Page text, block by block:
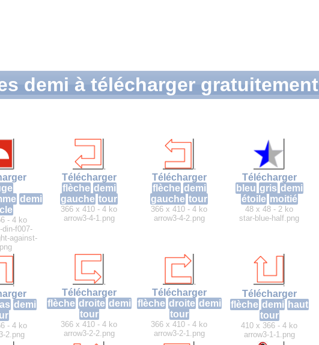
demi à télécharger gratuitement
demi
- 4 ko
din-f007-
against-
Télécharger
flèche demi
gauche tour
366 x 410 - 4 ko
arrow3-4-1.png
Télécharger
flèche demi
gauche tour
366 x 410 - 4 ko
arrow3-4-2.png
Télécharger
bleu gris demi
étoile moitié
48 x 48 - 2 ko
star-blue-half.png
demi
- 4 ko
2.png
Télécharger
flèche droite demi
tour
366 x 410 - 4 ko
arrow3-2-2.png
Télécharger
flèche droite demi
tour
366 x 410 - 4 ko
arrow3-2-1.png
Télécharger
flèche demi haut
tour
410 x 366 - 4 ko
arrow3-1-1.png